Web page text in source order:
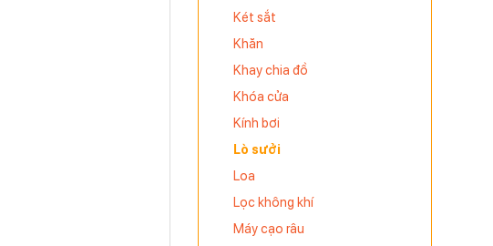
Két sắt
Khăn
Khay chia đồ
Khóa cửa
Kính bơi
Lò sưởi
Loa
Lọc không khí
Máy cạo râu